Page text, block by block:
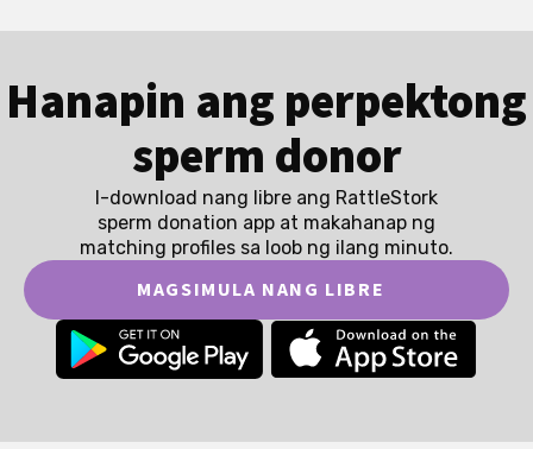
Hanapin ang perpektong
sperm donor
I-download nang libre ang RattleStork
sperm donation app at makahanap ng
matching profiles sa loob ng ilang minuto.
MAGSIMULA NANG LIBRE